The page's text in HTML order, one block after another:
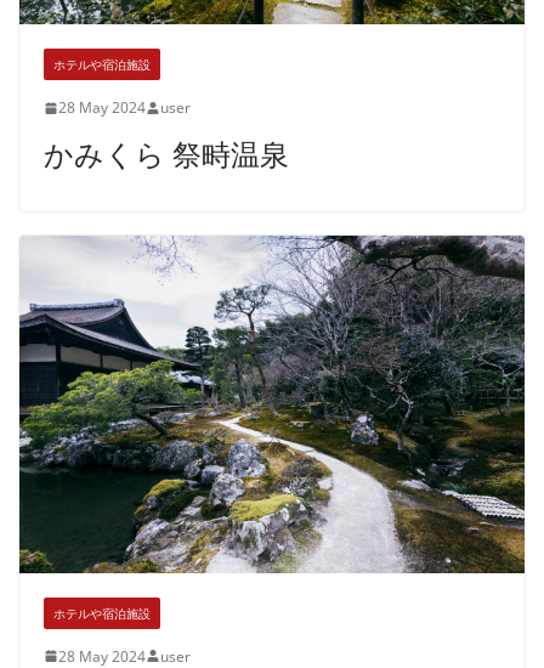
ホテルや宿泊施設
28 May 2024 user
かみくら 祭畤温泉
ホテルや宿泊施設
28 May 2024 user